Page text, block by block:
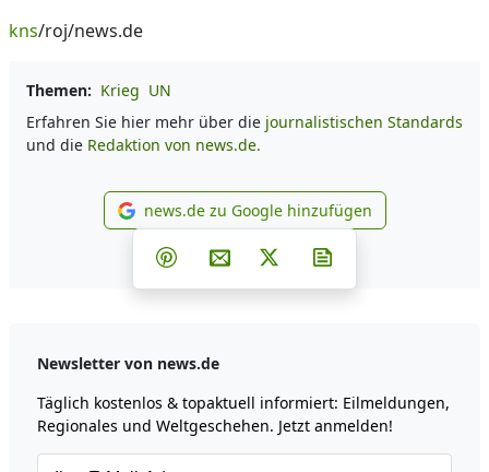
kns/roj/news.de
Themen: Krieg UN
Erfahren Sie hier mehr über die journalistischen Standards
und die Redaktion von news.de.
news.de zu Google
news.de zu Google hinzufügen
Teilen auf Facebook
Teilen auf Whatsapp
Teilen auf Telegram
Teilen auf Pinterest
Per E-Mail teilen
Post auf X
Newsletter von news.de
Täglich kostenlos & topaktuell informiert: Eilmeldungen,
Regionales und Weltgeschehen. Jetzt anmelden!